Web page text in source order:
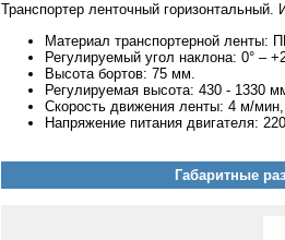
Транспортер ленточный
Материал транспортерной ленты:
Регулируемый угол наклона: 0° –
Высота бортов: 75 мм.
Регулируемая высота: 430 - 1330
Скорость движения ленты: 4 м/
Напряжение питания двигателя:
Габаритные